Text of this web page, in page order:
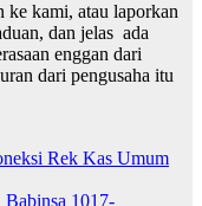
ke kami, atau laporkan
dan jelas ada
enggan dari
dari pengusaha itu
Rek Kas Umum
Babinsa 1017-